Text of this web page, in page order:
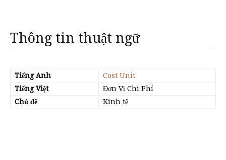
Thông tin thuật ngữ
Tiếng Anh
Cost Unit
Tiếng Việt
Đơn Vị Chi Phí
Chủ đề
Kinh tế